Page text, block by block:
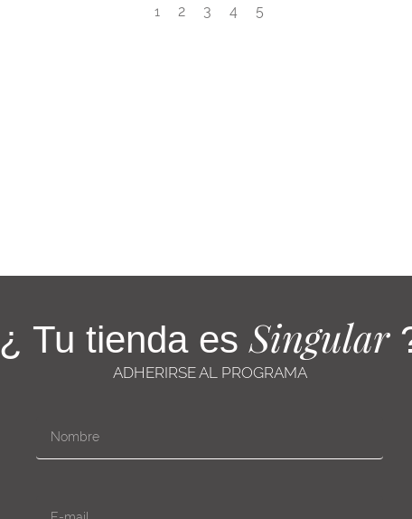
1 2 3 4 5
¿ Tu tienda esSingular
ADHERIRSE AL PROGRAMA